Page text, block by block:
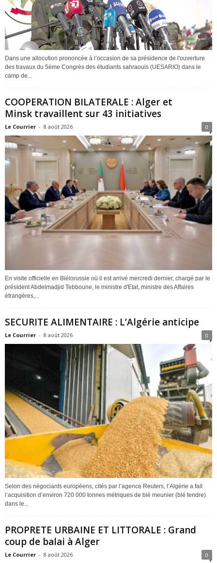
Dans une allocution prononcée à l’occasion de sa présidence de l'ouverture
des travaux du 5ème Congrès des étudiants sahraouis (UESARIO) dans le
camp de...
COOPERATION BILATERALE : Alger et
Minsk travaillent sur 43 initiatives
Le Courrier - 8 août 2026 0
En visite officielle en Biélorussie où il est arrivé mercredi dernier, chargé par le
président Abdelmadjid Tebboune, le ministre d'Etat, ministre des Affaires
étrangères,...
SECURITE ALIMENTAIRE : L’Algérie anticipe
Le Courrier - 8 août 2026 0
Selon des négociants européens, cités par l’agence Reuters, l’Algérie a fait
l’acquisition d’environ 720 000 tonnes métriques de blé meunier (blé tendre)
dans le...
PROPRETE URBAINE ET LITTORALE : Grand
coup de balai à Alger
Le Courrier - 8 août 2026 0